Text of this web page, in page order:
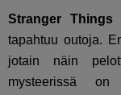
Stranger Things
tapahtuu outoja.
jotain näin
mysteerissä